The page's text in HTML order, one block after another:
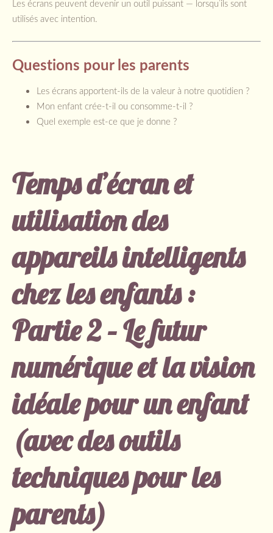
Les écrans peuvent devenir un outil puissant — lorsqu’ils sont
utilisés avec intention.
Questions pour les parents
Les écrans apportent-ils de la valeur à notre quotidien ?
Mon enfant crée-t-il ou consomme-t-il ?
Quel exemple est-ce que je donne ?
Temps d’écran et
utilisation des
appareils intelligents
chez les enfants :
Partie 2 – Le futur
numérique et la vision
idéale pour un enfant
(avec des outils
techniques pour les
parents)